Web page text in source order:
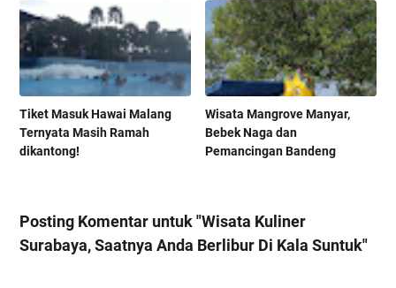
Tiket Masuk Hawai Malang
Ternyata Masih Ramah
dikantong!
Wisata Mangrove Manyar,
Bebek Naga dan
Pemancingan Bandeng
Posting Komentar untuk "Wisata Kuliner
Surabaya, Saatnya Anda Berlibur Di Kala Suntuk"